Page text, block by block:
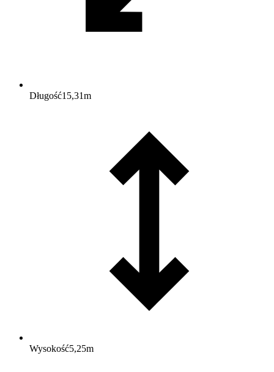
Długość15,31m
Wysokość5,25m